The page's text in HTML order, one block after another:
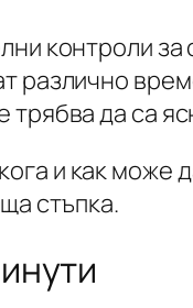
контроли за
различно
да са
и как може
стъпка.